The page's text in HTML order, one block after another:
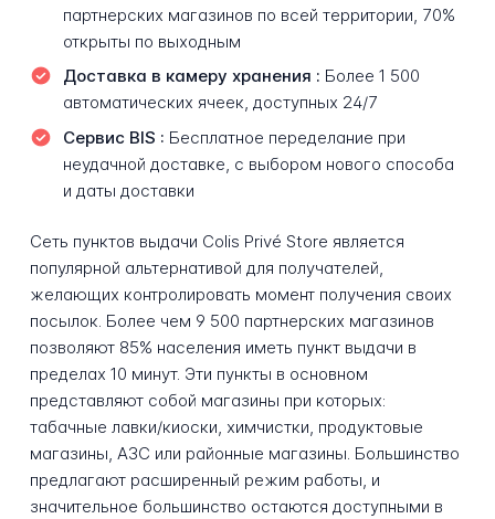
партнерских магазинов по всей территории, 70%
открыты по выходным
Доставка в камеру хранения : Более 1 500
автоматических ячеек, доступных 24/7
Сервис BIS : Бесплатное переделание при
неудачной доставке, с выбором нового способа
и даты доставки
Сеть пунктов выдачи Colis Privé Store является
популярной альтернативой для получателей,
желающих контролировать момент получения своих
посылок. Более чем 9 500 партнерских магазинов
позволяют 85% населения иметь пункт выдачи в
пределах 10 минут. Эти пункты в основном
представляют собой магазины при которых:
табачные лавки/киоски, химчистки, продуктовые
магазины, АЗС или районные магазины. Большинство
предлагают расширенный режим работы, и
значительное большинство остаются доступными в